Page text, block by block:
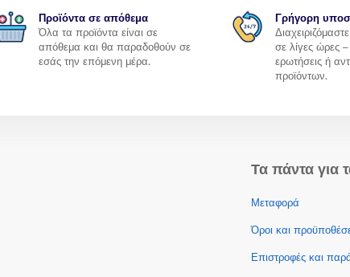
Προϊόντα σε απόθεμα
Όλα τα προϊόντα είναι σε
απόθεμα και θα παραδοθούν σε
εσάς την επόμενη μέρα.
Γρήγορη
σε λίγες ώρες
ερωτήσεις ή
προϊόντων.
Τα πάντα για
Μεταφορά
Όροι και
Επιστροφές και